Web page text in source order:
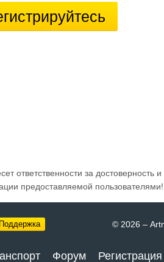
ответственности за достоверность и
предоставляемой пользователями!
Поддержка © 2026 –
Форум Регистрация